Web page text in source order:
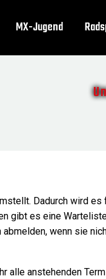
MX-Jugend
Dadurch wird
gibt es eine
wenn sie
anstehenden